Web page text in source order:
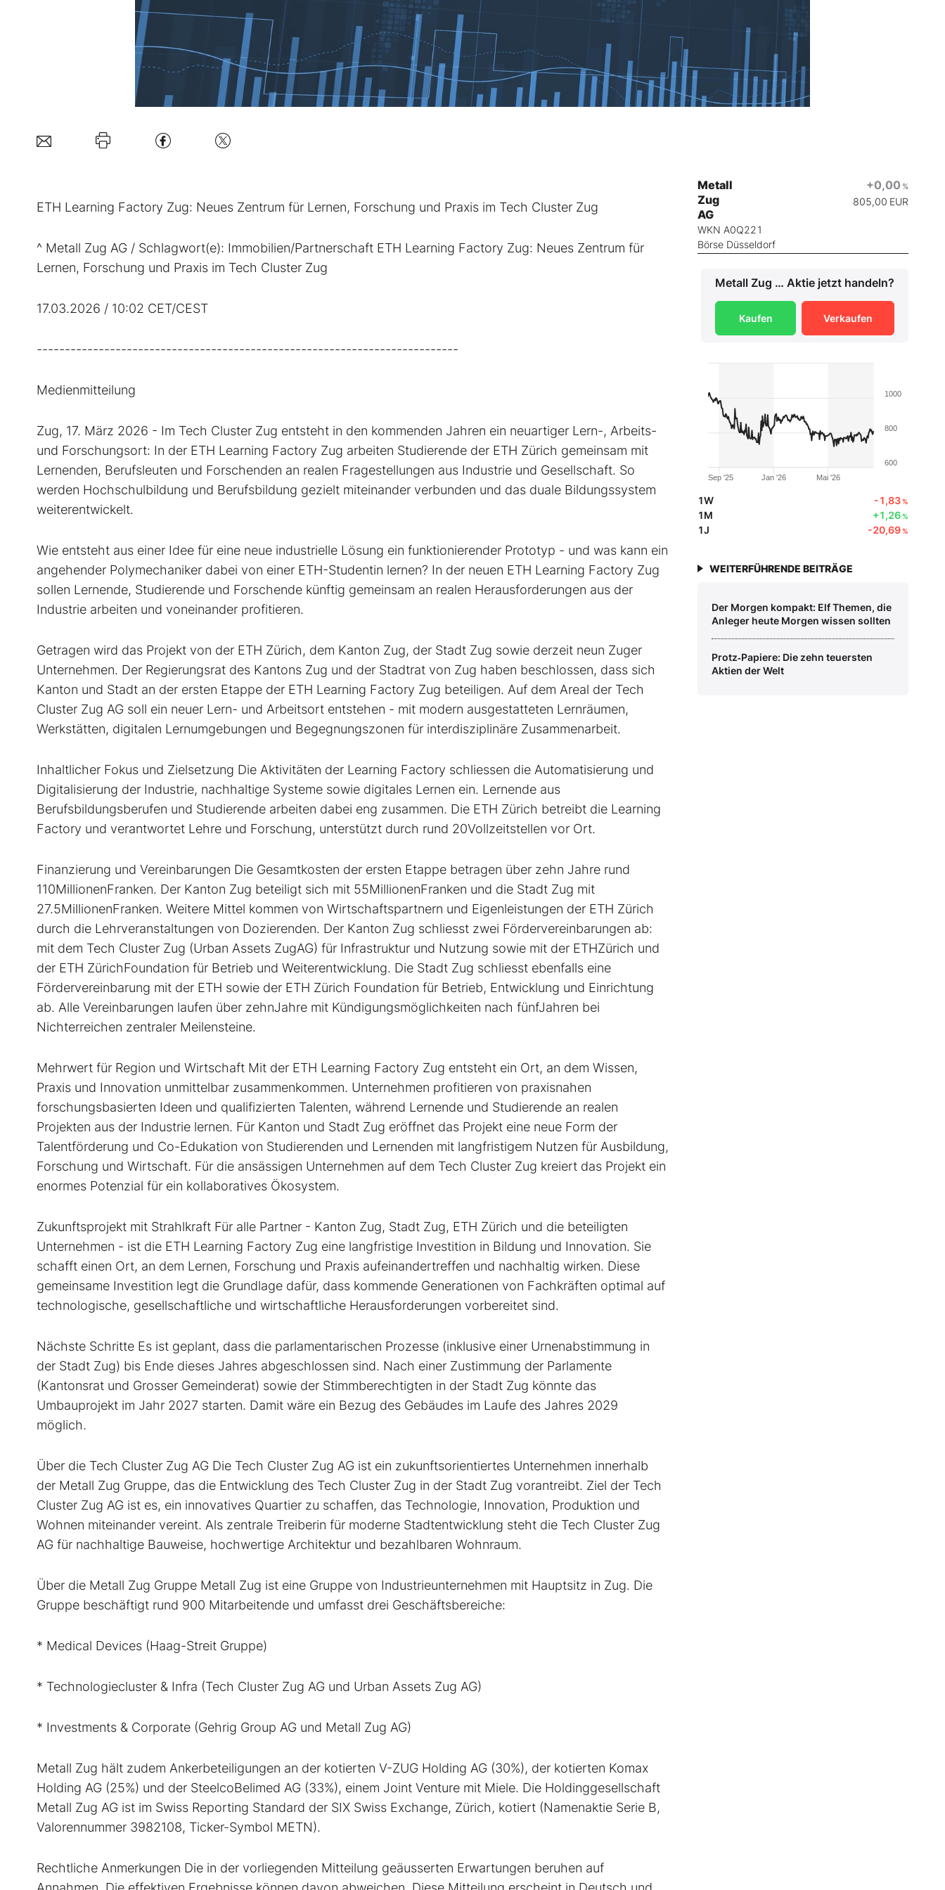
ETH Learning Factory Zug: Neues Zentrum für Lernen, Forschung und Praxis im Tech Cluster Zug
^ Metall Zug AG / Schlagwort(e): Immobilien/Partnerschaft ETH Learning Factory Zug: Neues Zentrum für
Lernen, Forschung und Praxis im Tech Cluster Zug
17.03.2026 / 10:02 CET/CEST
---------------------------------------------------------------------------
Medienmitteilung
Zug, 17. März 2026 - Im Tech Cluster Zug entsteht in den kommenden Jahren ein neuartiger Lern-, Arbeits-
und Forschungsort: In der ETH Learning Factory Zug arbeiten Studierende der ETH Zürich gemeinsam mit
Lernenden, Berufsleuten und Forschenden an realen Fragestellungen aus Industrie und Gesellschaft. So
werden Hochschulbildung und Berufsbildung gezielt miteinander verbunden und das duale Bildungssystem
weiterentwickelt.
Wie entsteht aus einer Idee für eine neue industrielle Lösung ein funktionierender Prototyp - und was kann ein
angehender Polymechaniker dabei von einer ETH-Studentin lernen? In der neuen ETH Learning Factory Zug
sollen Lernende, Studierende und Forschende künftig gemeinsam an realen Herausforderungen aus der
Industrie arbeiten und voneinander profitieren.
Getragen wird das Projekt von der ETH Zürich, dem Kanton Zug, der Stadt Zug sowie derzeit neun Zuger
Unternehmen. Der Regierungsrat des Kantons Zug und der Stadtrat von Zug haben beschlossen, dass sich
Kanton und Stadt an der ersten Etappe der ETH Learning Factory Zug beteiligen. Auf dem Areal der Tech
Cluster Zug AG soll ein neuer Lern- und Arbeitsort entstehen - mit modern ausgestatteten Lernräumen,
Werkstätten, digitalen Lernumgebungen und Begegnungszonen für interdisziplinäre Zusammenarbeit.
Inhaltlicher Fokus und Zielsetzung Die Aktivitäten der Learning Factory schliessen die Automatisierung und
Digitalisierung der Industrie, nachhaltige Systeme sowie digitales Lernen ein. Lernende aus
Berufsbildungsberufen und Studierende arbeiten dabei eng zusammen. Die ETH Zürich betreibt die Learning
Factory und verantwortet Lehre und Forschung, unterstützt durch rund 20Vollzeitstellen vor Ort.
Finanzierung und Vereinbarungen Die Gesamtkosten der ersten Etappe betragen über zehn Jahre rund
110MillionenFranken. Der Kanton Zug beteiligt sich mit 55MillionenFranken und die Stadt Zug mit
27.5MillionenFranken. Weitere Mittel kommen von Wirtschaftspartnern und Eigenleistungen der ETH Zürich
durch die Lehrveranstaltungen von Dozierenden. Der Kanton Zug schliesst zwei Fördervereinbarungen ab:
mit dem Tech Cluster Zug (Urban Assets ZugAG) für Infrastruktur und Nutzung sowie mit der ETHZürich und
der ETH ZürichFoundation für Betrieb und Weiterentwicklung. Die Stadt Zug schliesst ebenfalls eine
Fördervereinbarung mit der ETH sowie der ETH Zürich Foundation für Betrieb, Entwicklung und Einrichtung
ab. Alle Vereinbarungen laufen über zehnJahre mit Kündigungsmöglichkeiten nach fünfJahren bei
Nichterreichen zentraler Meilensteine.
Mehrwert für Region und Wirtschaft Mit der ETH Learning Factory Zug entsteht ein Ort, an dem Wissen,
Praxis und Innovation unmittelbar zusammenkommen. Unternehmen profitieren von praxisnahen
forschungsbasierten Ideen und qualifizierten Talenten, während Lernende und Studierende an realen
Projekten aus der Industrie lernen. Für Kanton und Stadt Zug eröffnet das Projekt eine neue Form der
Talentförderung und Co-Edukation von Studierenden und Lernenden mit langfristigem Nutzen für Ausbildung,
Forschung und Wirtschaft. Für die ansässigen Unternehmen auf dem Tech Cluster Zug kreiert das Projekt ein
enormes Potenzial für ein kollaboratives Ökosystem.
Zukunftsprojekt mit Strahlkraft Für alle Partner - Kanton Zug, Stadt Zug, ETH Zürich und die beteiligten
Unternehmen - ist die ETH Learning Factory Zug eine langfristige Investition in Bildung und Innovation. Sie
schafft einen Ort, an dem Lernen, Forschung und Praxis aufeinandertreffen und nachhaltig wirken. Diese
gemeinsame Investition legt die Grundlage dafür, dass kommende Generationen von Fachkräften optimal auf
technologische, gesellschaftliche und wirtschaftliche Herausforderungen vorbereitet sind.
Nächste Schritte Es ist geplant, dass die parlamentarischen Prozesse (inklusive einer Urnenabstimmung in
der Stadt Zug) bis Ende dieses Jahres abgeschlossen sind. Nach einer Zustimmung der Parlamente
(Kantonsrat und Grosser Gemeinderat) sowie der Stimmberechtigten in der Stadt Zug könnte das
Umbauprojekt im Jahr 2027 starten. Damit wäre ein Bezug des Gebäudes im Laufe des Jahres 2029
möglich.
Über die Tech Cluster Zug AG Die Tech Cluster Zug AG ist ein zukunftsorientiertes Unternehmen innerhalb
der Metall Zug Gruppe, das die Entwicklung des Tech Cluster Zug in der Stadt Zug vorantreibt. Ziel der Tech
Cluster Zug AG ist es, ein innovatives Quartier zu schaffen, das Technologie, Innovation, Produktion und
Wohnen miteinander vereint. Als zentrale Treiberin für moderne Stadtentwicklung steht die Tech Cluster Zug
AG für nachhaltige Bauweise, hochwertige Architektur und bezahlbaren Wohnraum.
Über die Metall Zug Gruppe Metall Zug ist eine Gruppe von Industrieunternehmen mit Hauptsitz in Zug. Die
Gruppe beschäftigt rund 900 Mitarbeitende und umfasst drei Geschäftsbereiche:
* Medical Devices (Haag-Streit Gruppe)
* Technologiecluster & Infra (Tech Cluster Zug AG und Urban Assets Zug AG)
* Investments & Corporate (Gehrig Group AG und Metall Zug AG)
Metall Zug hält zudem Ankerbeteiligungen an der kotierten V-ZUG Holding AG (30%), der kotierten Komax
Holding AG (25%) und der SteelcoBelimed AG (33%), einem Joint Venture mit Miele. Die Holdinggesellschaft
Metall Zug AG ist im Swiss Reporting Standard der SIX Swiss Exchange, Zürich, kotiert (Namenaktie Serie B,
Valorennummer 3982108, Ticker-Symbol METN).
Rechtliche Anmerkungen Die in der vorliegenden Mitteilung geäusserten Erwartungen beruhen auf
Metall
Zug
AG
WKN A0Q221
Börse Düsseldorf
+0,00 %
805,00 EUR
Metall Zug AG Aktie jetzt handeln?
Kaufen Verkaufen
Jan '26
Sep '25 Mai '26
600
800
1000
1W -1,83%
1M +1,26%
1J -20,69%
WEITERFÜHRENDE BEITRÄGE
Der Morgen kompakt: Elf Themen, die
Anleger heute Morgen wissen sollten
Protz‑Papiere: Die zehn teuersten
Aktien der Welt